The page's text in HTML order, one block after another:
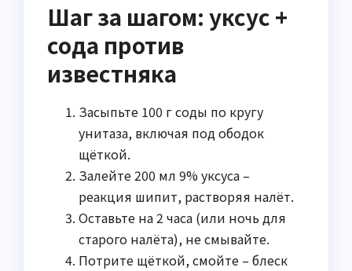
Шаг за шагом: уксус +
сода против
известняка
Засыпьте 100 г соды по кругу
унитаза, включая под ободок
щёткой.
Залейте 200 мл 9% уксуса –
реакция шипит, растворяя налёт.
Оставьте на 2 часа (или ночь для
старого налёта), не смывайте.
Потрите щёткой, смойте – блеск